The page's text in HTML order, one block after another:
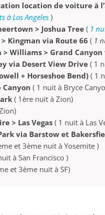
location de voiture à
à Los Angeles )
> Joshua Tree ( 1
Kingman via Route 66 ( 1
Williams > Grand Canyon
via Desert View Drive ( 1
+ Horseshoe Bend) ( 1
Canyon ( 1 nuit à Bryce
( 1ère nuit à Zion)
> Las Vegas ( 1 nuit à Las
via Barstow et
et 3ème nuit à Yosemite )
à San Francisco )
et 3ème nuit à SF)